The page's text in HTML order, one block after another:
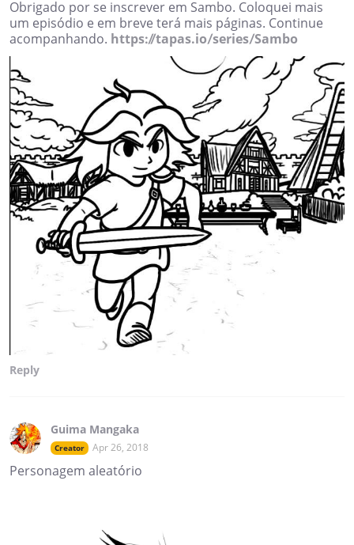
Obrigado por se inscrever em Sambo. Coloquei mais
um episódio e em breve terá mais páginas. Continue
acompanhando. https://tapas.io/series/Sambo
Reply
Guima Mangaka
Creator Apr 26, 2018
Personagem aleatório